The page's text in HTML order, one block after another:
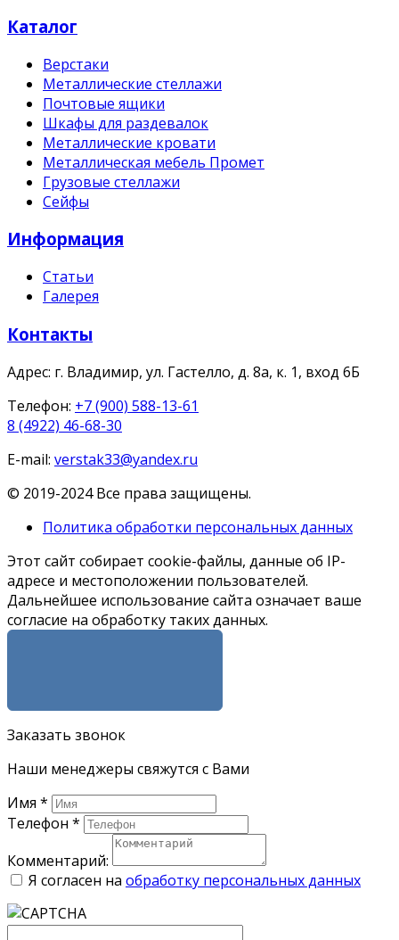
Каталог
Верстаки
Металлические стеллажи
Почтовые ящики
Шкафы для раздевалок
Металлические кровати
Металлическая мебель Промет
Грузовые стеллажи
Сейфы
Информация
Статьи
Галерея
Контакты
Адрес: г. Владимир, ул. Гастелло, д. 8а, к. 1, вход 6Б
Телефон: +7 (900) 588-13-61
8 (4922) 46-68-30
E-mail: verstak33@yandex.ru
© 2019-2024 Все права защищены.
Политика обработки персональных данных
Этот сайт собирает cookie-файлы, данные об IP-
адресе и местоположении пользователей.
Дальнейшее использование сайта означает ваше
согласие на обработку таких данных.
Заказать звонок
Наши менеджеры свяжутся с Вами
Имя *
Телефон *
Комментарий:
Я согласен на обработку персональных данных